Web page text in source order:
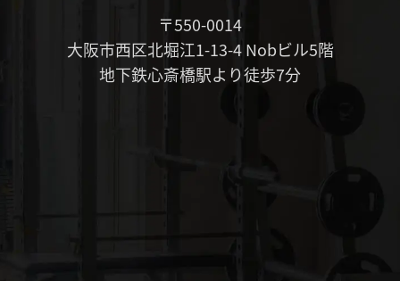
〒550-0014
大阪市西区北堀江1-13-4 Nobビル5階
地下鉄心斎橋駅より徒歩7分